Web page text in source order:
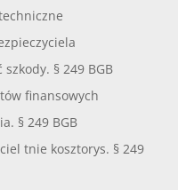
§ 249 BGB
finansowych
§ 249 BGB
tnie kosztorys. § 249